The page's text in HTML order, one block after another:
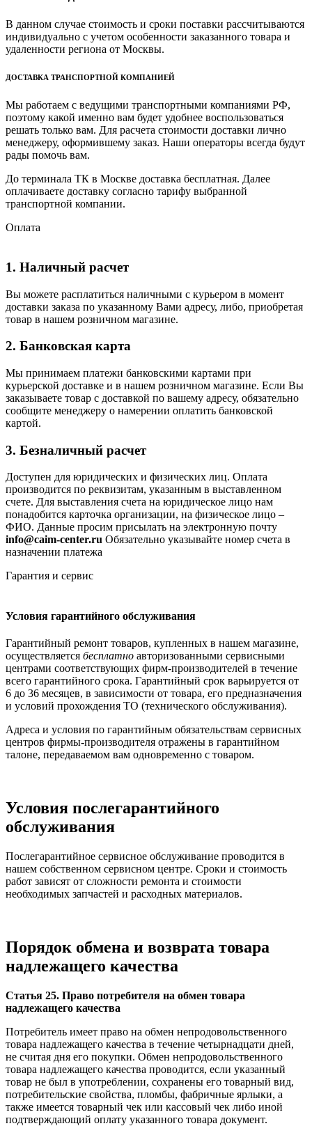
В данном случае стоимость и сроки поставки рассчитываются
индивидуально с учетом особенности заказанного товара и
удаленности региона от Москвы.
ДОСТАВКА ТРАНСПОРТНОЙ КОМПАНИЕЙ
Мы работаем с ведущими транспортными компаниями РФ,
поэтому какой именно вам будет удобнее воспользоваться
решать только вам. Для расчета стоимости доставки лично
менеджеру, оформившему заказ. Наши операторы всегда будут
рады помочь вам.
До терминала ТК в Москве доставка бесплатная. Далее
оплачиваете доставку согласно тарифу выбранной
транспортной компании.
Оплата
1. Наличный расчет
Вы можете расплатиться наличными с курьером в момент
доставки заказа по указанному Вами адресу, либо, приобретая
товар в нашем розничном магазине.
2. Банковская карта
Мы принимаем платежи банковскими картами при
курьерской доставке и в нашем розничном магазине. Если Вы
заказываете товар с доставкой по вашему адресу, обязательно
сообщите менеджеру о намерении оплатить банковской
картой.
3. Безналичный расчет
Доступен для юридических и физических лиц. Оплата
производится по реквизитам, указанным в выставленном
счете. Для выставления счета на юридическое лицо нам
понадобится карточка организации, на физическое лицо –
ФИО. Данные просим присылать на электронную почту
info@caim-center.ru Обязательно указывайте номер счета в
назначении платежа
Гарантия и сервис
Условия гарантийного обслуживания
Гарантийный ремонт товаров, купленных в нашем магазине,
осуществляется бесплатно авторизованными сервисными
центрами соответствующих фирм-производителей в течение
всего гарантийного срока. Гарантийный срок варьируется от
6 до 36 месяцев, в зависимости от товара, его предназначения
и условий прохождения ТО (технического обслуживания).
Адреса и условия по гарантийным обязательствам сервисных
центров фирмы-производителя отражены в гарантийном
талоне, передаваемом вам одновременно с товаром.
Условия послегарантийного
обслуживания
Послегарантийное сервисное обслуживание проводится в
нашем собственном сервисном центре. Сроки и стоимость
работ зависят от сложности ремонта и стоимости
необходимых запчастей и расходных материалов.
Порядок обмена и возврата товара
надлежащего качества
Статья 25. Право потребителя на обмен товара
надлежащего качества
Потребитель имеет право на обмен непродовольственного
товара надлежащего качества в течение четырнадцати дней,
не считая дня его покупки. Обмен непродовольственного
товара надлежащего качества проводится, если указанный
товар не был в употреблении, сохранены его товарный вид,
потребительские свойства, пломбы, фабричные ярлыки, а
также имеется товарный чек или кассовый чек либо иной
подтверждающий оплату указанного товара документ.